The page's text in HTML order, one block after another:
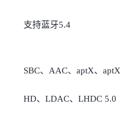
支持蓝牙5.4
SBC、AAC、aptX、aptX
HD、LDAC、LHDC 5.0